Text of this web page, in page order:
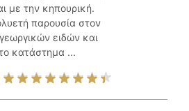
με την κηπουρική.
παρουσία στον
ειδών και
κατάστημα ...